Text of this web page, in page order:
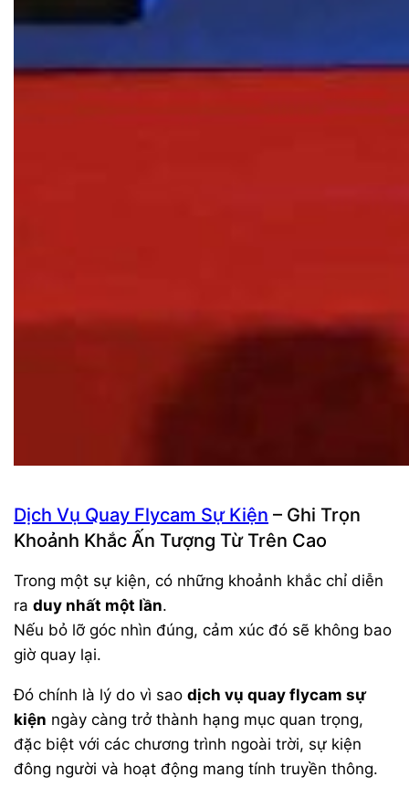
Dịch Vụ Quay Flycam Sự Kiện – Ghi Trọn
Khoảnh Khắc Ấn Tượng Từ Trên Cao
Trong một sự kiện, có những khoảnh khắc chỉ diễn
raduy nhất một lần.
Nếu bỏ lỡ góc nhìn đúng, cảm xúc đó sẽ không bao
giờ quay lại.
Đó chính là lý do vì saodịch vụ quay flycam sự
kiện ngày càng trở thành hạng mục quan trọng,
đặc biệt với các chương trình ngoài trời, sự kiện
đông người và hoạt động mang tính truyền thông.